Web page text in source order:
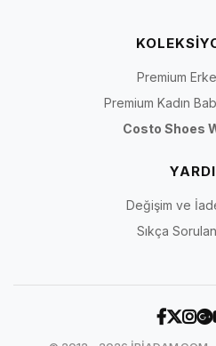
Premium
Premium Kadın
Costo Shoes
Değişim ve
Sıkça